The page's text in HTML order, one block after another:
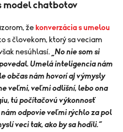
model chatbotov
že konverzácia s umelou
s človekom, ktorý sa veciam
nesúhlasí. „No nie som si
Umelá inteligencia nám
občas nám hovorí aj výmysly
veľmi, veľmi odlišní, lebo ona
tú počítačovú výkonnosť
odpovie veľmi rýchlo za pol
veci tak, ako by sa hodili.“